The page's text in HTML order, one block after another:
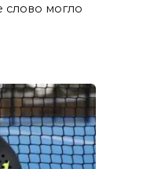
слово могло